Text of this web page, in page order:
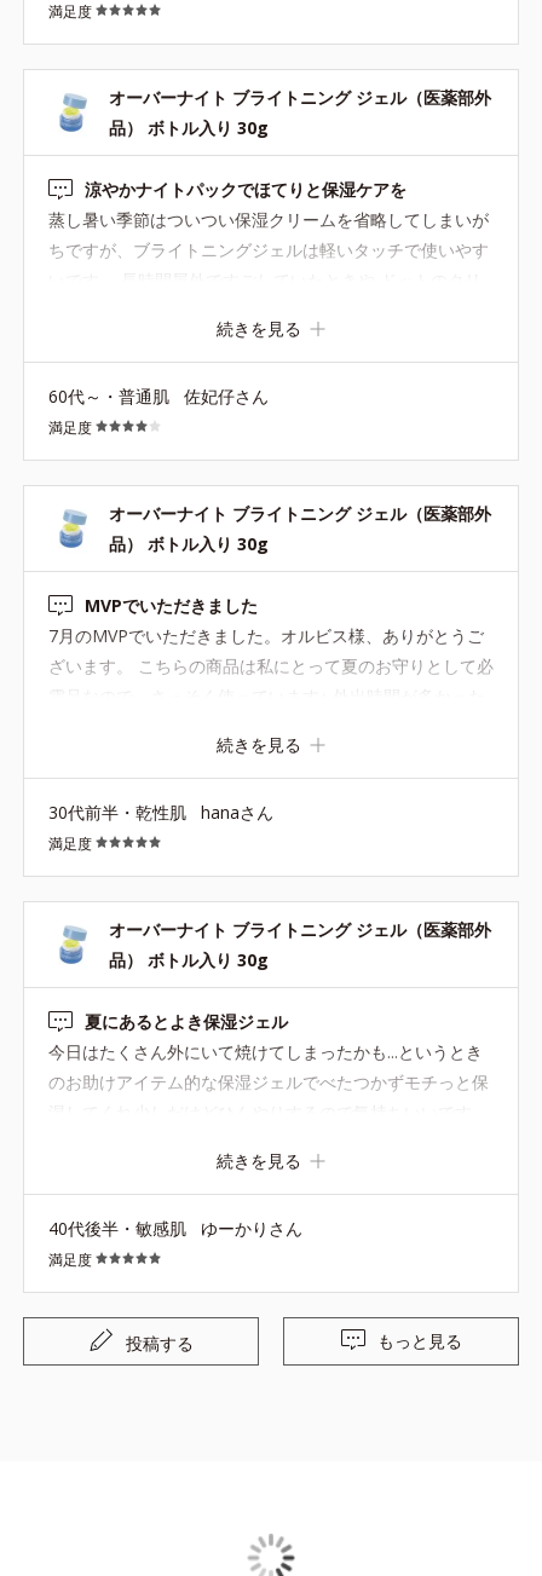
満足度
オーバーナイト ブライトニング ジェル（医薬部外
品） ボトル入り 30g
涼やかナイトパックでほてりと保湿ケアを
蒸し暑い季節はついつい保湿クリームを省略してしまいが
ちですが、ブライトニングジェルは軽いタッチで使いやす
いです。 長時間屋外ですごしていたときや ドットのクリ
リームが重いかなというときに こちらのジェルを薄～くの
いろいろな部位に使っています。 冬はコヨイを、 夏のス
ペシャルケアはブライトニングジェルを使っています。 ブ
ルー系の涼しげな容器と柑橘系を連想させてくれるイエロ
ーのジェルクリームのコントラストも可愛いですよ。 容器
は小さいけれど容量は一夏充分持ちます。 こちらはMVP
のプレゼントでいただきました。 ありがとうございま
続きを見る
60代～・普通肌 佐妃仔さん
満足度
オーバーナイト ブライトニング ジェル（医薬部外
品） ボトル入り 30g
MVPでいただきました
7月のMVPでいただきました。オルビス様、ありがとうご
ざいます。 こちらの商品は私にとって夏のお守りとして必
ルです。 普段はユーシリーズを使っていますが、ユーのジ
たっと肌に密着してしっかりとお肌を守ってくる感じが大
好きです。 日焼け後は肌がデリケートな状態ですが、それ
でも今までこちらの商品で刺激や肌荒れを起こしたことは
なく、デコルテ部分までたっぷりと使っています。 また8
月にかけてこれからも暑い日が続いていくと思うので、し
っかり使ってケアしていきたいです。
続きを見る
30代前半・乾性肌 hanaさん
満足度
オーバーナイト ブライトニング ジェル（医薬部外
品） ボトル入り 30g
夏にあるとよき保湿ジェル
今日はたくさん外にいて焼けてしまったかも...というとき
のお助けアイテム的な保湿ジェルでべたつかずモチっと保
も入っているので持っていると安心です^_^ このたびMVP
続きを見る
40代後半・敏感肌 ゆーかりさん
満足度
投稿する もっと見る